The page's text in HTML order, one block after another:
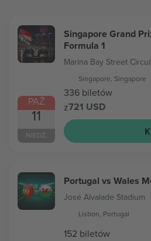
PAŹ
11
NIEDZ.
Singapore Grand
Formula 1
Marina Bay Street
Singapore, Singapore
336 biletów
z721 USD
Portugal vs Wales
José Alvalade Stadium
Lisbon, Portugal
152 biletów